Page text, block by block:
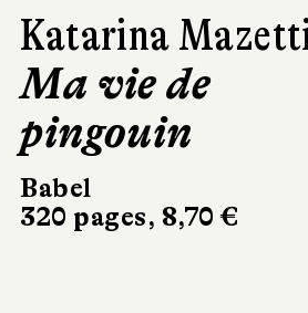
Tonino
Benacquista
Romanesque
Gallimard
240 pages, 19 €